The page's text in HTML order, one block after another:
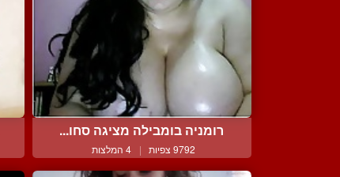
רומניה בומבילה מציגה סחו...
9792 צפיות | 4 המלצות